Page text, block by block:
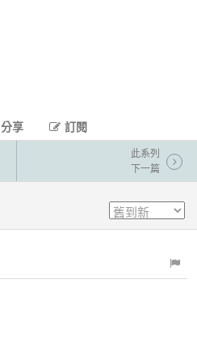
分享 訂閱
此系列
下一篇